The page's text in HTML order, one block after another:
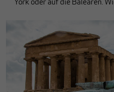
York oder auf die Balearen.